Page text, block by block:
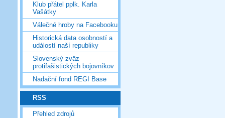
Klub přátel pplk. Karla
Vašátky
Válečné hroby na Facebooku
Historická data osobností a
událostí naší republiky
Slovenský zväz
protifašistických bojovníkov
Nadační fond REGI Base
RSS
Přehled zdrojů